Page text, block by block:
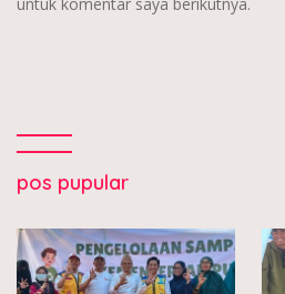
untuk komentar saya berikutnya.
pos pupular